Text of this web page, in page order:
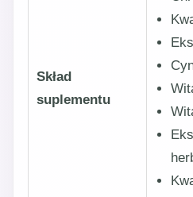
Skład
suplementu